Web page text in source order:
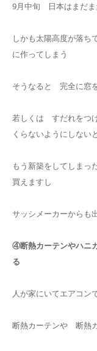
9月中旬 日本はまだま
しかも太陽高度が落
に作ってしまう
そうなると 完全に窓
若しくは すだれをつ
くらないようにしない
もう新築をしてしま
買えますし
サッシメーカーからも
④断熱カーテンやハニ
る
人が家にいてエアコン
断熱カーテンや 断熱